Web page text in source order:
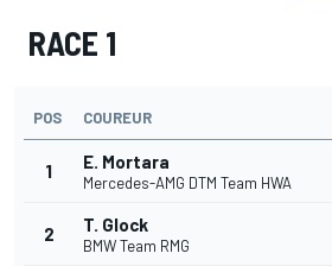
RACE 1
POS COUREUR
1 E. Mortara
Mercedes-AMG DTM Team HWA
2 T. Glock
BMW Team RMG